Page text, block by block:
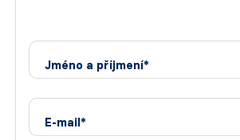
Jméno a příjmení*
E-mail*